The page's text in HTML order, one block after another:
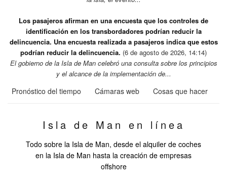
Los pasajeros afirman en una encuesta que los controles de
identificación en los transbordadores podrían reducir la
delincuencia. Una encuesta realizada a pasajeros indica que estos
podrían reducir la delincuencia. (6 de agosto de 2026, 14:14)
El gobierno de la Isla de Man celebró una consulta sobre los principios
y el alcance de la implementación de...
Pronóstico del tiempo Cámaras web Cosas que hacer
Isla de Man en línea
Todo sobre la Isla de Man, desde el alquiler de coches
en la Isla de Man hasta la creación de empresas
offshore